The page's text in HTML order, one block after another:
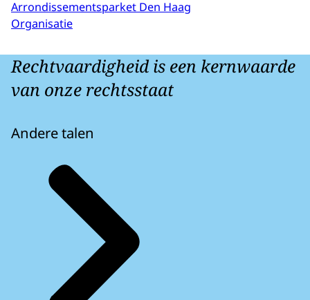
Arrondissementsparket Den Haag
Organisatie
Rechtvaardigheid is een kernwaarde
van onze rechtsstaat
Andere talen